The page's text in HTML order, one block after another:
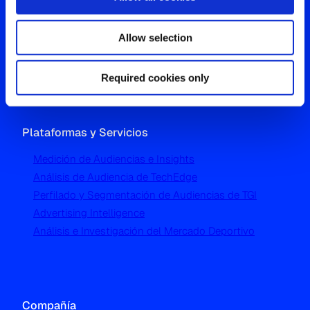
Allow selection
Required cookies only
Westgate, Hanger Lane
London W5 1UA
+44 (0) 204 5577 900
Plataformas y Servicios
Medición de Audiencias e Insights
Análisis de Audiencia de TechEdge
Perfilado y Segmentación de Audiencias de TGI
Advertising Intelligence
Análisis e Investigación del Mercado Deportivo
Compañía